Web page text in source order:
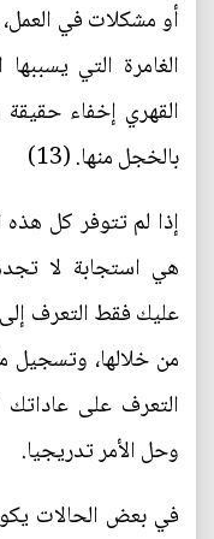
أو مشكلات في
الغامرة التي
القهري إخفاء حقيقة
بالخجل منها. (13)
إذا لم تتوفر كل
هي استجابة لا
عليك فقط التعرف إلى
من خلالها، وتسجيل
التعرف على عاداتك
وحل الأمر تدريجيا.
في بعض الحالات